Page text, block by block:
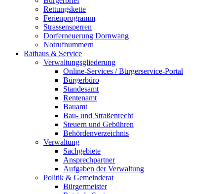
Rettungskette
Ferienprogramm
Strassensperren
Dorferneuerung Dornwang
Notrufnummern
Rathaus & Service
Verwaltungsgliederung
Online-Services / Bürgerservice-Portal
Bürgerbüro
Standesamt
Rentenamt
Bauamt
Bau- und Straßenrecht
Steuern und Gebühren
Behördenverzeichnis
Verwaltung
Sachgebiete
Ansprechpartner
Aufgaben der Verwaltung
Politik & Gemeinderat
Bürgermeister